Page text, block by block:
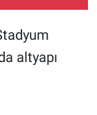
altyapı